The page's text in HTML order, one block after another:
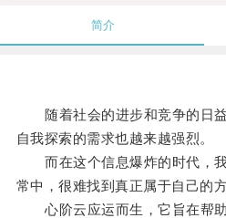
简介
随着社会的进步和竞争的日益
自我探索的需求也越来越强烈。
而在这个信息爆炸的时代，我
常中，很难找到真正属于自己的
心阶云应运而生，它旨在帮助